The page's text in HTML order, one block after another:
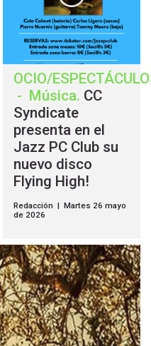
OCIO/
- Música. CC
Syndicate
presenta en el
Jazz PC Club su
nuevo disco
Flying High!
Redacción | Martes 26 mayo
de 2026